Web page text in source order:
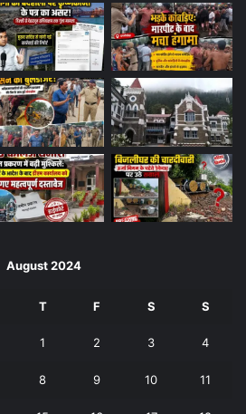
August 2024
T F S S
1 2 3 4
8 9 10 11